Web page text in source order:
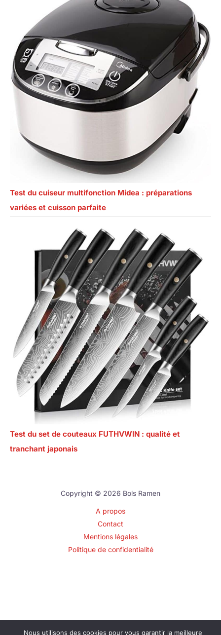
Test du cuiseur multifonction Midea : préparations
variées et cuisson parfaite
Test du set de couteaux FUTHVWIN : qualité et
tranchant japonais
Copyright © 2026 Bols Ramen
A propos
Contact
Mentions légales
Politique de confidentialité
Nous utilisons des cookies pour vous garantir la meilleure